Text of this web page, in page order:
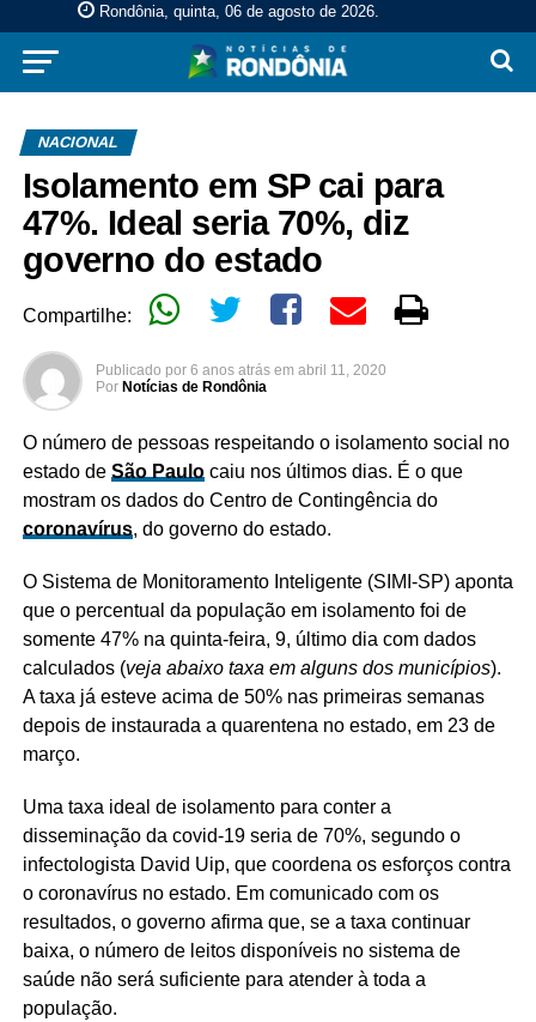
Rondônia, quinta, 06 de agosto de 2026.
NACIONAL
Isolamento em SP cai para
47%. Ideal seria 70%, diz
governo do estado
Compartilhe:
Publicado por 6 anos atrás em abril 11, 2020
Por Notícias de Rondônia
O número de pessoas respeitando o isolamento social no
estado de São Paulocaiu nos últimos dias. É o que
mostram os dados do Centro de Contingência do
coronavírus, do governo do estado.
O Sistema de Monitoramento Inteligente (SIMI-SP) aponta
que o percentual da população em isolamento foi de
somente 47% na quinta-feira, 9, último dia com dados
calculados (veja abaixo taxa em alguns dos municípios).
A taxa já esteve acima de 50% nas primeiras semanas
depois de instaurada a quarentena no estado, em 23 de
março.
Uma taxa ideal de isolamento para conter a
disseminação da covid-19 seria de 70%, segundo o
infectologista David Uip, que coordena os esforços contra
o coronavírus no estado. Em comunicado com os
resultados, o governo afirma que, se a taxa continuar
baixa, o número de leitos disponíveis no sistema de
saúde não será suficiente para atender à toda a
população.